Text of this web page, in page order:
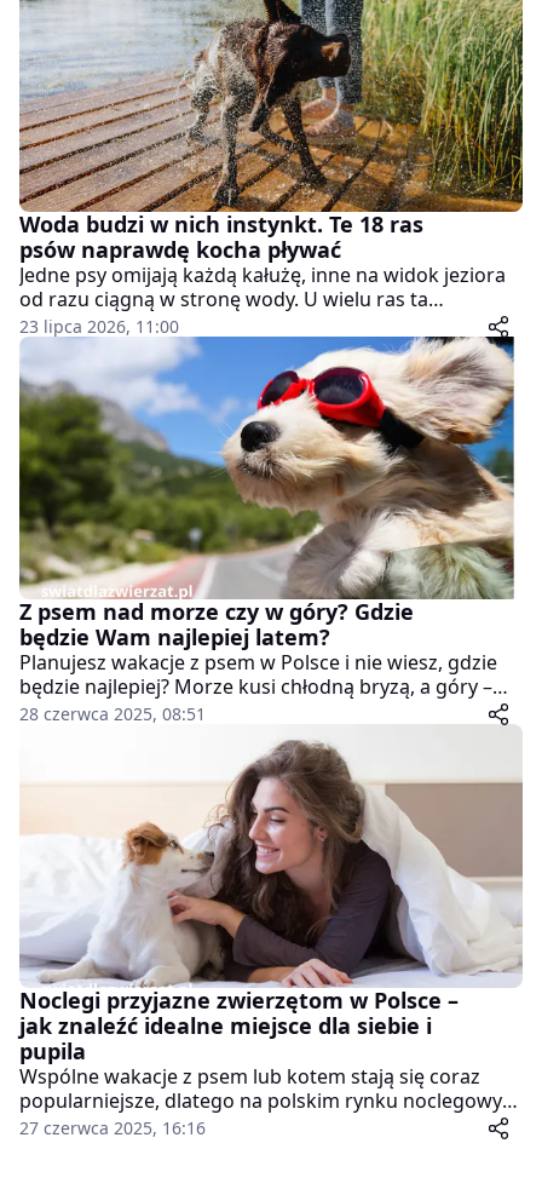
Woda budzi w nich instynkt. Te 18 ras
psów naprawdę kocha pływać
Jedne psy omijają każdą kałużę, inne na widok jeziora
od razu ciągną w stronę wody. U wielu ras ta
skłonność nie jest przypadkowa. Przez pokolenia
pomagały rybakom, aportowały ptactwo z mokradeł i
uczestniczyły w akcjach ratowniczych. Poznaj 18 ras
psów, które są urodzonymi pływakami.
23 lipca 2026, 11:00
Z psem nad morze czy w góry? Gdzie
będzie Wam najlepiej latem?
Planujesz wakacje z psem w Polsce i nie wiesz, gdzie
będzie najlepiej? Morze kusi chłodną bryzą, a góry –
cieniem i spokojem, ale nie wszystkie miejsca są
równie przyjazne dla czworonogów. Podpowiemy,
gdzie możesz wejść z psem legalnie, jakie regiony
oferują dogodne warunki w czerwcu, lipcu i sierpniu.
Zobacz, na co zwrócić uwagę, by urlop był bezpieczny i
komfortowy.
28 czerwca 2025, 08:51
Noclegi przyjazne zwierzętom w Polsce –
jak znaleźć idealne miejsce dla siebie i
pupila
Wspólne wakacje z psem lub kotem stają się coraz
popularniejsze, dlatego na polskim rynku noclegowym
pojawia się coraz więcej ofert naprawdę przyjaznych
27 czerwca 2025, 16:16